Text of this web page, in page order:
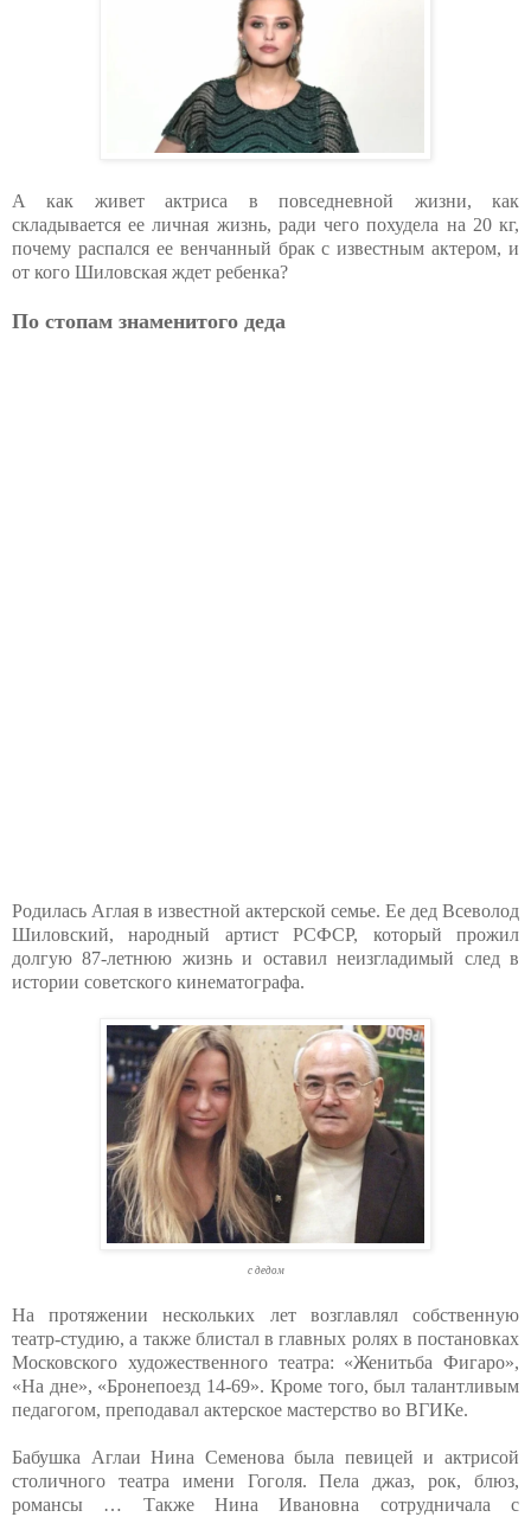
А как живет актриса в повседневной жизни, как
складывается ее личная жизнь, ради чего похудела на 20 кг,
почему распался ее венчанный брак с известным актером, и
от кого Шиловская ждет ребенка?
По стопам знаменитого деда
Родилась Аглая в известной актерской семье. Ее дед Всеволод
Шиловский, народный артист РСФСР, который прожил
долгую 87-летнюю жизнь и оставил неизгладимый след в
истории советского кинематографа.
с дедом
На протяжении нескольких лет возглавлял собственную
театр-студию, а также блистал в главных ролях в постановках
Московского художественного театра: «Женитьба Фигаро»,
«На дне», «Бронепоезд 14-69». Кроме того, был талантливым
педагогом, преподавал актерское мастерство во ВГИКе.
Бабушка Аглаи Нина Семенова была певицей и актрисой
столичного театра имени Гоголя. Пела джаз, рок, блюз,
романсы … Также Нина Ивановна сотрудничала с